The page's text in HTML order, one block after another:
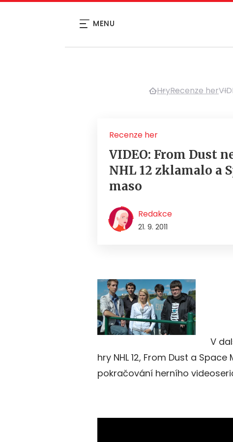
MENU
HryRecenze her
Recenze her
VIDEO: From Dust
NHL 12 zklamalo a
maso
Redakce
21. 9. 2011
V
hry NHL 12, From Dust a
pokračování herního